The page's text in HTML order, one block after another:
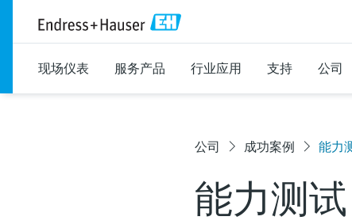
现场仪表 服务产品 行业应用 支持 公司
公司 成功案例 能力
能力测试